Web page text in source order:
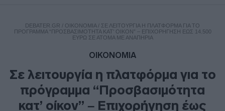
DEBATER.GR / ΟΙΚΟΝΟΜΙΑ/ ΣΕ ΛΕΙΤΟΥΡΓΊΑ Η ΠΛΑΤΦΌΡΜΑ ΓΙΑ ΤΟ
ΠΡΌΓΡΑΜΜΑ “ΠΡΟΣΒΑΣΙΜΌΤΗΤΑ ΚΑΤ’ ΟΊΚΟΝ” – ΕΠΙΧΟΡΉΓΗΣΗ ΈΩΣ 14.500
ΕΥΡΏ ΣΕ ΆΤΟΜΑ ΜΕ ΑΝΑΠΗΡΊΑ
ΟΙΚΟΝΟΜΙΑ
Σε λειτουργία η πλατφόρμα για το
πρόγραμμα “Προσβασιμότητα
κατ’ οίκον” – Επιχορήγηση έως